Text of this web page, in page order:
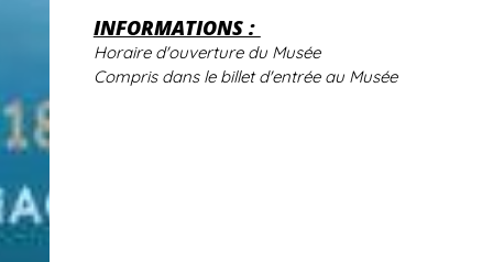
INFORMATIONS :
Horaire d'ouverture du Musée
Compris dans le billet d'entrée au Musée